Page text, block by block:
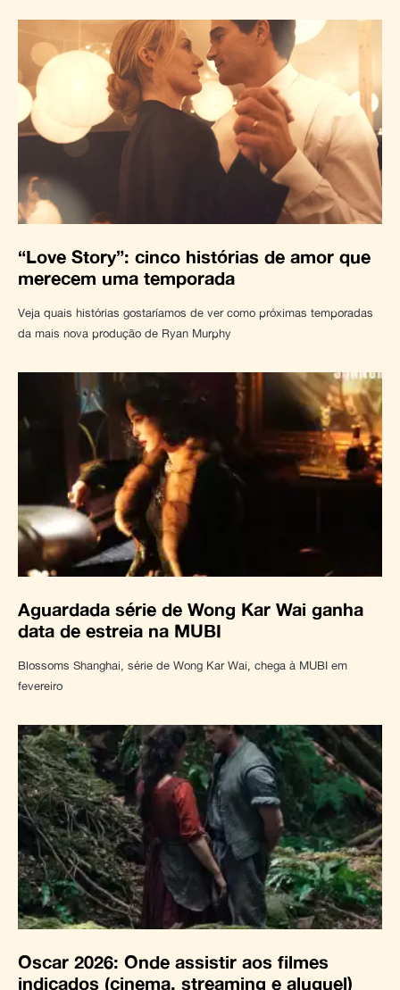
“Love Story”: cinco histórias de amor que
merecem uma temporada
Veja quais histórias gostaríamos de ver como próximas temporadas
da mais nova produção de Ryan Murphy
Aguardada série de Wong Kar Wai ganha
data de estreia na MUBI
Blossoms Shanghai, série de Wong Kar Wai, chega à MUBI em
fevereiro
Oscar 2026: Onde assistir aos filmes
indicados (cinema, streaming e aluguel)